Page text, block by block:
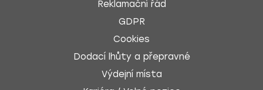
Reklamační řád
GDPR
Cookies
Dodací lhůty a přepravné
Výdejní místa